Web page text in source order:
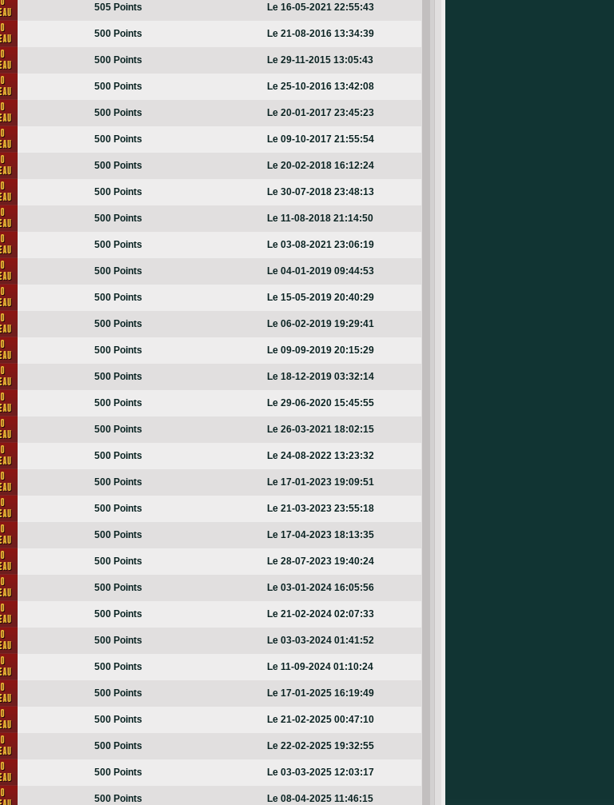
505 Points Le 16-05-2021 22:55:43
500 Points Le 21-08-2016 13:34:39
500 Points Le 29-11-2015 13:05:43
500 Points Le 25-10-2016 13:42:08
500 Points Le 20-01-2017 23:45:23
500 Points Le 09-10-2017 21:55:54
500 Points Le 20-02-2018 16:12:24
500 Points Le 30-07-2018 23:48:13
500 Points Le 11-08-2018 21:14:50
500 Points Le 03-08-2021 23:06:19
500 Points Le 04-01-2019 09:44:53
500 Points Le 15-05-2019 20:40:29
500 Points Le 06-02-2019 19:29:41
500 Points Le 09-09-2019 20:15:29
500 Points Le 18-12-2019 03:32:14
500 Points Le 29-06-2020 15:45:55
500 Points Le 26-03-2021 18:02:15
500 Points Le 24-08-2022 13:23:32
500 Points Le 17-01-2023 19:09:51
500 Points Le 21-03-2023 23:55:18
500 Points Le 17-04-2023 18:13:35
500 Points Le 28-07-2023 19:40:24
500 Points Le 03-01-2024 16:05:56
500 Points Le 21-02-2024 02:07:33
500 Points Le 03-03-2024 01:41:52
500 Points Le 11-09-2024 01:10:24
500 Points Le 17-01-2025 16:19:49
500 Points Le 21-02-2025 00:47:10
500 Points Le 22-02-2025 19:32:55
500 Points Le 03-03-2025 12:03:17
500 Points Le 08-04-2025 11:46:15